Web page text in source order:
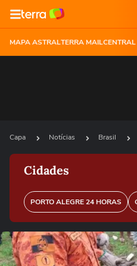
MAPA ASTRALTERRA MAIL
Capa Notícias Brasil
Cidades
PORTO ALEGRE 24 HORAS
Ops!